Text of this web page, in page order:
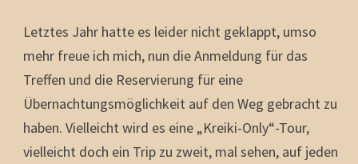
Letztes Jahr hatte es leider nicht geklappt, umso
mehr freue ich mich, nun die Anmeldung für das
Treffen und die Reservierung für eine
Übernachtungsmöglichkeit auf den Weg gebracht zu
haben. Vielleicht wird es eine „Kreiki-Only“-Tour,
vielleicht doch ein Trip zu zweit, mal sehen, auf jeden